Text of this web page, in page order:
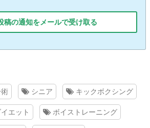
稿の通知をメールで受け取る
シニア キックボクシング
イエット ボイストレーニング